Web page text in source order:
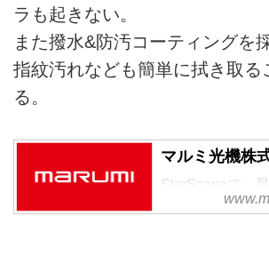
ラも起きない。
また撥水&防汚コーティングを
指紋汚れなども簡単に拭き取る
る。
マルミ光機株
StarScapeで、